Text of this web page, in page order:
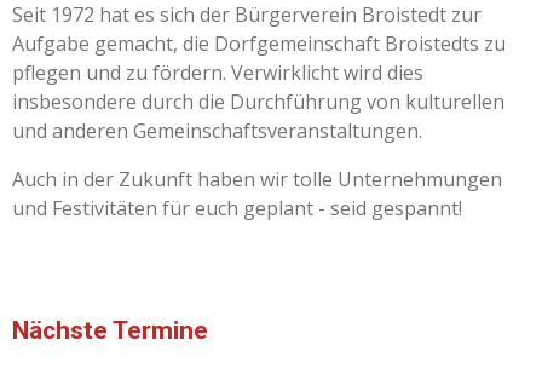
Seit 1972 hat es sich der Bürgerverein Broistedt zur
Aufgabe gemacht, die Dorfgemeinschaft Broistedts zu
pflegen und zu fördern. Verwirklicht wird dies
insbesondere durch die Durchführung von kulturellen
und anderen Gemeinschaftsveranstaltungen.
Auch in der Zukunft haben wir tolle Unternehmungen
und Festivitäten für euch geplant - seid gespannt!
Nächste Termine